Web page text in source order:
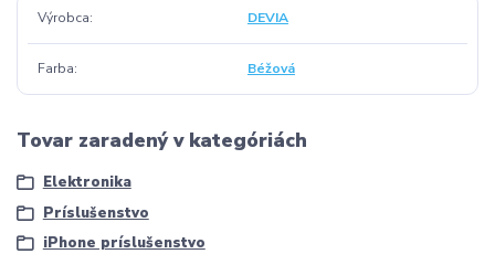
Výrobca DEVIA
Farba Béžová
Tovar zaradený v kategóriách
Elektronika
Príslušenstvo
iPhone príslušenstvo